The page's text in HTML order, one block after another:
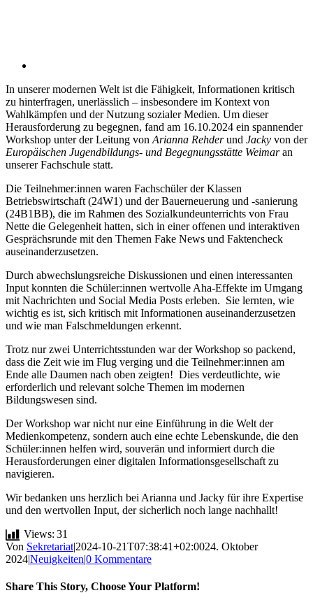
In unserer modernen Welt ist die Fähigkeit, Informationen kritisch
zu hinterfragen, unerlässlich – insbesondere im Kontext von
Wahlkämpfen und der Nutzung sozialer Medien. Um dieser
Herausforderung zu begegnen, fand am 16.10.2024 ein spannender
Workshop unter der Leitung von Arianna Rehderund Jacky von der
Europäischen Jugendbildungs- und Begegnungsstätte Weimaran
unserer Fachschule statt.
Die Teilnehmer:innen waren Fachschüler der Klassen
Betriebswirtschaft (24W1) und der Bauerneuerung und -sanierung
(24B1BB), die im Rahmen des Sozialkundeunterrichts von Frau
Nette die Gelegenheit hatten, sich in einer offenen und interaktiven
Gesprächsrunde mit den Themen Fake News und Faktencheck
auseinanderzusetzen.
Durch abwechslungsreiche Diskussionen und einen interessanten
Input konnten die Schüler:innen wertvolle Aha-Effekte im Umgang
mit Nachrichten und Social Media Posts erleben. Sie lernten, wie
wichtig es ist, sich kritisch mit Informationen auseinanderzusetzen
und wie man Falschmeldungen erkennt.
Trotz nur zwei Unterrichtsstunden war der Workshop so packend,
dass die Zeit wie im Flug verging und die Teilnehmer:innen am
Ende alle Daumen nach oben zeigten! Dies verdeutlichte, wie
erforderlich und relevant solche Themen im modernen
Bildungswesen sind.
Der Workshop war nicht nur eine Einführung in die Welt der
Medienkompetenz, sondern auch eine echte Lebenskunde, die den
Schüler:innen helfen wird, souverän und informiert durch die
Herausforderungen einer digitalen Informationsgesellschaft zu
navigieren.
Wir bedanken uns herzlich bei Arianna und Jacky für ihre Expertise
und den wertvollen Input, der sicherlich noch lange nachhallt!
Views: 31
Von Sekretariat|2024-10-21T07:38:41+02:0024. Oktober
2024|Neuigkeiten|0 Kommentare
Share This Story, Choose Your Platform!